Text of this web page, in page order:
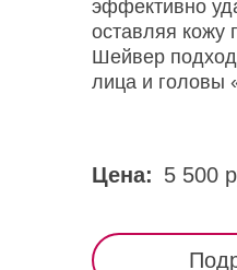
эффективно
оставляя кожу
Шейвер
лица и головы
Цена: 5 500